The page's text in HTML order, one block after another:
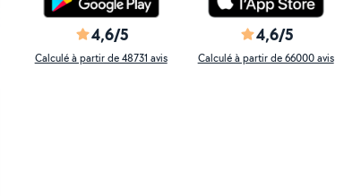
4,6/5
Calculé à partir de 48731 avis
4,6/5
Calculé à partir de 66000 avis